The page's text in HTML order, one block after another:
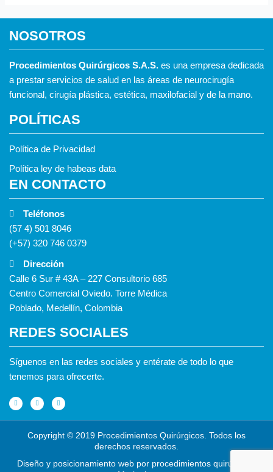
NOSOTROS
Procedimientos Quirúrgicos S.A.S. es una empresa dedicada
a prestar servicios de salud en las áreas de neurocirugía
funcional, cirugía plástica, estética, maxilofacial y de la mano.
POLÍTICAS
Política de Privacidad
Política ley de habeas data
EN CONTACTO
Teléfonos
(57 4) 501 8046
(+57) 320 746 0379
Dirección
Calle 6 Sur # 43A – 227 Consultorio 685
Centro Comercial Oviedo. Torre Médica
Poblado, Medellín, Colombia
REDES SOCIALES
Síguenos en las redes sociales y entérate de todo lo que
tenemos para ofrecerte.
a
c
b
n
s
a
a
o
u
u
e
Copyright © 2019 Procedimientos Quirúrgicos. Todos los
derechos reservados.
Diseño y posicionamiento web por procedimientos quirúrgicos